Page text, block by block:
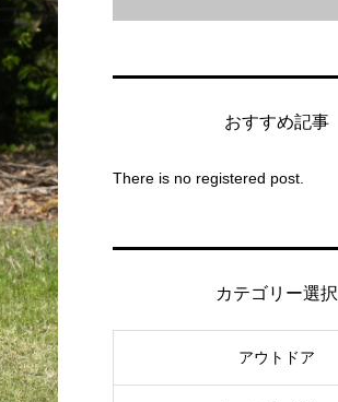
おすすめ記事
There is no registered post.
カテゴリー選択
アウトドア